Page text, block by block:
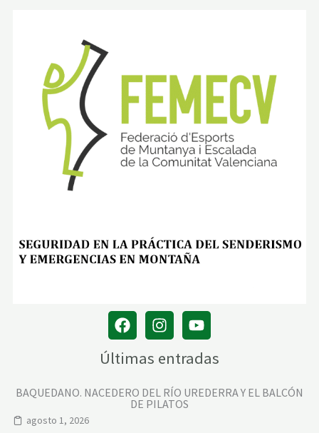
Últimas entradas
BAQUEDANO. NACEDERO DEL RÍO UREDERRA Y EL BALCÓN
DE PILATOS
agosto 1, 2026